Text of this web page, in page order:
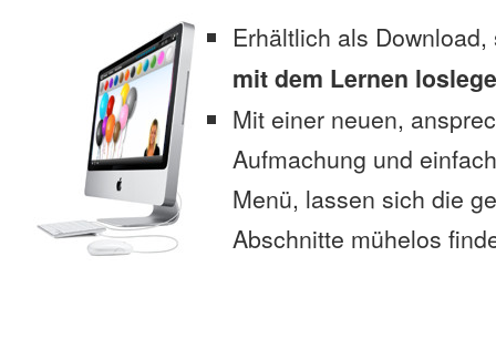
Erhältlich als
mit dem Lernen
Mit einer neuen,
Aufmachung und
Menü, lassen sich die
Abschnitte mühelos